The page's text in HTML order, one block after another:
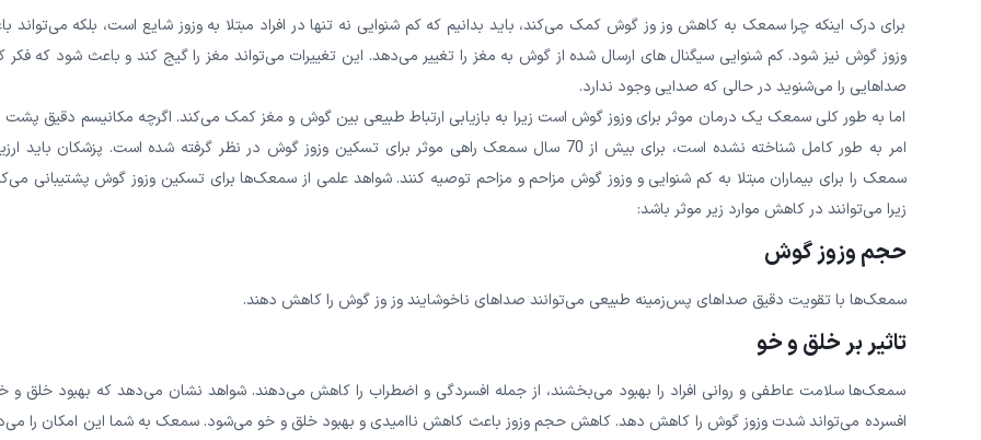
برای درک اینکه چرا سمعک به کاهش وز وز گوش کمک می‌‌‌‌‌‌‌‌‌‌‌کند، باید بدانیم که کم شنوایی نه تنها در افراد مبتلا به وزوز شایع است، بلکه می‌‌‌‌‌‌‌‌‌‌‌تواند
وزوز گوش نیز شود. کم شنوایی سیگنال های ارسال شده از گوش به مغز را تغییر می‌‌‌‌‌‌‌‌‌‌‌دهد. این تغییرات می‌‌‌‌‌‌‌‌‌‌‌تواند مغز را گیج کند و باعث شود که فکر
صداهایی را می‌‌‌‌‌‌‌‌‌‌‌شنوید در حالی که صدایی وجود ندارد.
اما به طور کلی سمعک یک درمان موثر برای وزوز گوش است زیرا به بازیابی ارتباط طبیعی بین گوش و مغز کمک می‌‌‌‌‌‌‌‌‌‌‌کند. اگرچه مکانیسم دقیق پشت
امر به طور کامل شناخته نشده است، برای بیش از 70 سال سمعک راهی موثر برای تسکین وزوز گوش در نظر گرفته شده است. پزشکان باید
سمعک را برای بیماران مبتلا به کم شنوایی و وزوز گوش مزاحم و مزاحم توصیه کنند. شواهد علمی ‌‌‌‌‌‌‌‌‌‌‌از سمعک‌ها برای تسکین وزوز گوش پشتیبانی
زیرا می‌توانند در کاهش موارد زیر موثر باشد:
حجم وزوز گوش
سمعک‌ها با تقویت دقیق صداهای پس‌زمینه طبیعی می‌توانند صداهای ناخوشایند وز وز گوش را کاهش دهند.
تاثیر بر خلق و خو
سمعک‌ها سلامت عاطفی و روانی افراد را بهبود می‌بخشند، از جمله افسردگی و اضطراب را کاهش می‌دهند. شواهد نشان می‌‌‌‌‌‌‌‌‌‌‌دهد که بهبود خلق و
افسرده می‌‌‌‌‌‌‌‌‌‌‌تواند شدت وزوز گوش را کاهش دهد. کاهش حجم وزوز باعث کاهش ناامیدی و بهبود خلق و خو می‌‌‌‌‌‌‌‌‌‌‌شود. سمعک به شما این امکان را